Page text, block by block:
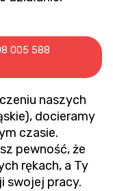
005 588
naszych
docieramy
czasie.
pewność, że
rękach, a Ty
swojej pracy.